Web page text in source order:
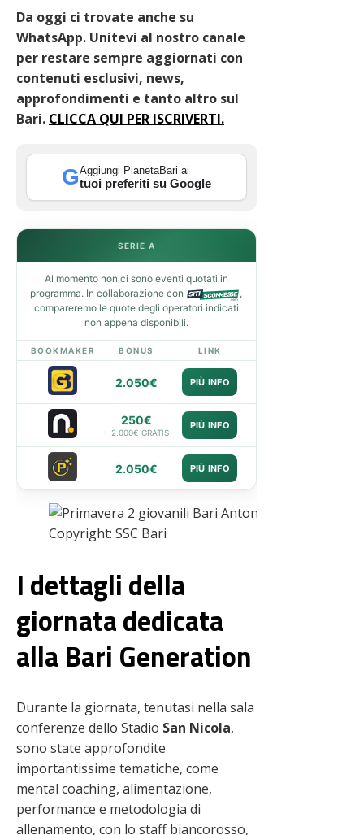
Da oggi ci trovate anche su
WhatsApp. Unitevi al nostro canale
per restare sempre aggiornati con
contenuti esclusivi, news,
approfondimenti e tanto altro sul
Bari. CLICCA QUI PER ISCRIVERTI.
GAggiungi PianetaBari ai
tuoi preferiti su Google
SERIE A
Al momento non ci sono eventi quotati in
programma. In collaborazione con
,
compareremo le quote degli operatori indicati
non appena disponibili.
BOOKMAKER BONUS LINK
2.050€ PIÙ INFO
250€
+ 2.000€ GRATIS
PIÙ INFO
2.050€ PIÙ INFO
Copyright: SSC Bari
I dettagli della
giornata dedicata
alla Bari Generation
Durante la giornata, tenutasi nella sala
conferenze dello Stadio San Nicola,
sono state approfondite
importantissime tematiche, come
mental coaching, alimentazione,
performance e metodologia di
allenamento, con lo staff biancorosso,